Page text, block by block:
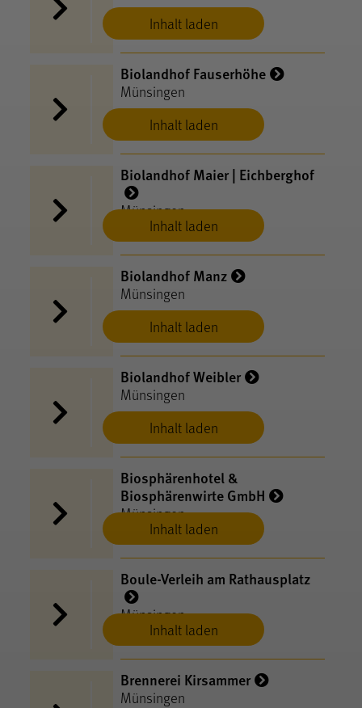
Inhalt laden
Inhalt laden
Biolandhof Fauserhöhe
Münsingen
Inhalt laden
Biolandhof Maier | Eichberghof
Münsingen
Inhalt laden
Biolandhof Manz
Münsingen
Inhalt laden
Biolandhof Weibler
Münsingen
Inhalt laden
Biosphärenhotel &
Biosphärenwirte GmbH
Münsingen
Inhalt laden
Boule-Verleih am Rathausplatz
Münsingen
Brennerei Kirsammer
Münsingen